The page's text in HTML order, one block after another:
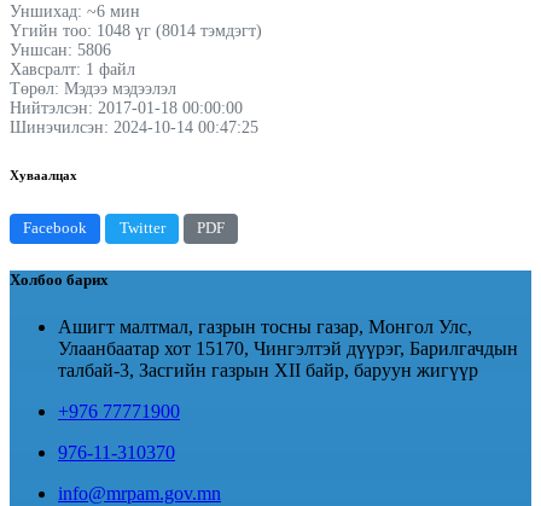
Уншихад: ~6 мин
Үгийн тоо: 1048 үг (8014 тэмдэгт)
Уншсан: 5806
Хавсралт: 1 файл
Төрөл: Мэдээ мэдээлэл
Нийтэлсэн: 2017-01-18 00:00:00
Шинэчилсэн: 2024-10-14 00:47:25
Хуваалцах
Facebook Twitter PDF
Холбоо барих
Ашигт малтмал, газрын тосны газар, Монгол Улс,
Улаанбаатар хот 15170, Чингэлтэй дүүрэг, Барилгачдын
талбай-3, Засгийн газрын XII байр, баруун жигүүр
+976 77771900
976-11-310370
info@mrpam.gov.mn